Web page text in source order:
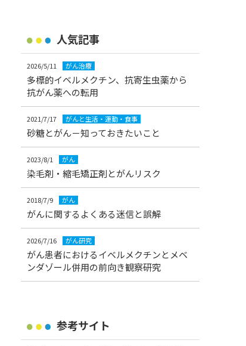
人気記事
2026/5/11 がん治療
多標的イベルメクチン、抗寄生虫薬から
抗がん薬への転用
2021/7/17 がんと生活・運動・食事
砂糖とがん－知っておきたいこと
2023/8/1 がん
染毛剤・縮毛矯正剤とがんリスク
2018/7/9 がん
がんに関するよくある迷信と誤解
2026/7/16 がん研究
がん患者におけるイベルメクチンとメベ
ンダゾール併用の前向き観察研究
参考サイト